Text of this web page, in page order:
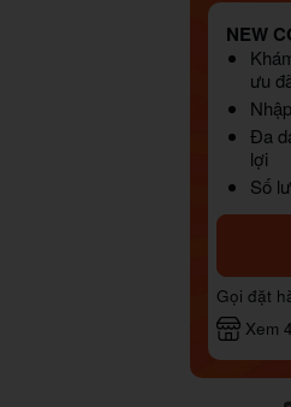
NEW
ưu
Đa
lợi
Số
Gọi đặt
Xem